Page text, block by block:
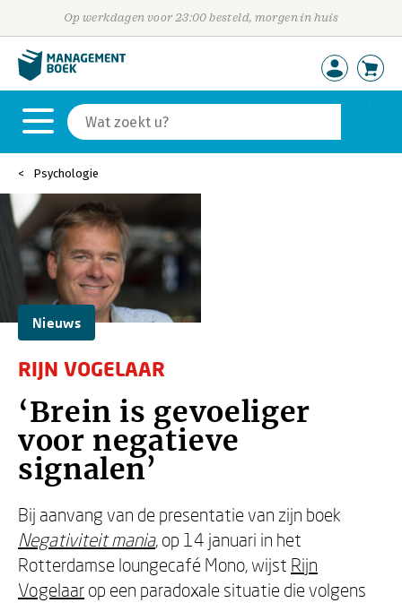
Op werkdagen voor 23:00 besteld, morgen in huis
Psychologie
Nieuws
RIJN VOGELAAR
‘Brein is gevoeliger
voor negatieve
signalen’
Bij aanvang van de presentatie van zijn boek
Negativiteit mania, op 14 januari in het
Rotterdamse loungecafé Mono, wijst Rijn
Vogelaar op een paradoxale situatie die volgens